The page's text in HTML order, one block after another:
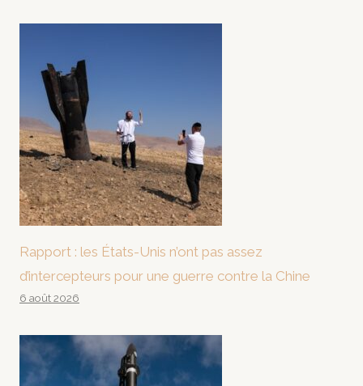
Rapport : les États-Unis n’ont pas assez
d’intercepteurs pour une guerre contre la Chine
6 août 2026